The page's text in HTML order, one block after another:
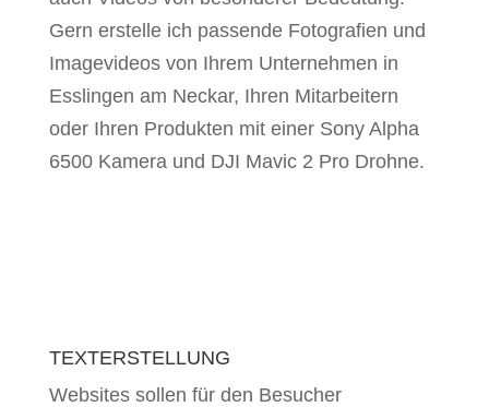
Gern erstelle ich passende Fotografien und
Imagevideos von Ihrem Unternehmen in
Esslingen am Neckar, Ihren Mitarbeitern
oder Ihren Produkten mit einer Sony Alpha
6500 Kamera und DJI Mavic 2 Pro Drohne.
TEXTERSTELLUNG
Websites sollen für den Besucher